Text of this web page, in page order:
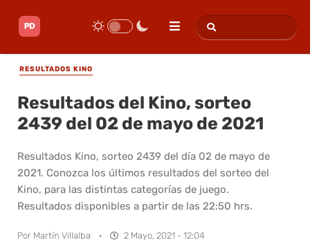
RESULTADOS KINO
Resultados del Kino, sorteo
2439 del 02 de mayo de 2021
Resultados Kino, sorteo 2439 del día 02 de mayo de
2021. Conozca los últimos resultados del sorteo del
Kino, para las distintas categorías de juego.
Resultados disponibles a partir de las 22:50 hrs.
Por Martín Villalba · 2 Mayo, 2021 - 12:04